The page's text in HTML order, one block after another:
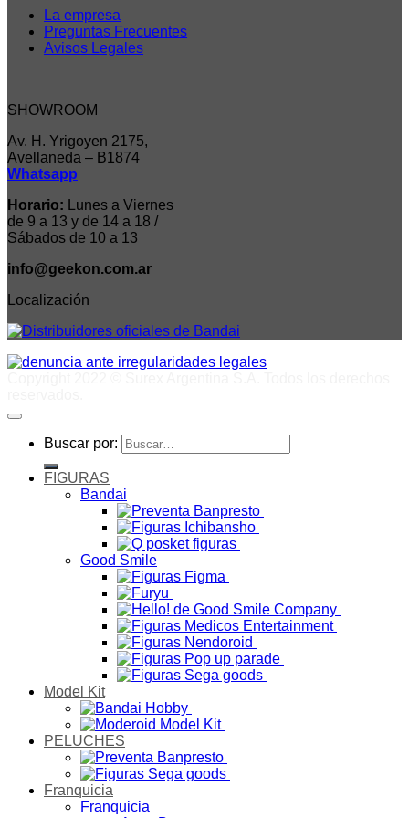
La empresa
Preguntas Frecuentes
Avisos Legales
SHOWROOM
Av. H. Yrigoyen 2175,
Avellaneda – B1874
Whatsapp
Horario: Lunes a Viernes
de 9 a 13 y de 14 a 18 /
Sábados de 10 a 13
info@geekon.com.ar
Localización
Buscar por:
FIGURAS
Bandai
Good Smile
Model Kit
PELUCHES
Franquicia
Franquicia